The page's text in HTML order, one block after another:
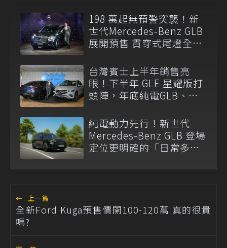
198 萬起無預警突襲！新
世代Mercedes-Benz GLB
展開預售 貫穿式尾燈全球
台灣賓士上半年銷售亮
眼！下半年 GLE 星耀版打
頭陣，年底純電GLB、
純電動力先行！新世代
Mercedes-Benz GLB 登場
定位更明確的「日常多功
← 上一篇
全新Ford Kuga預售價開100-120萬 真的很貴
嗎?